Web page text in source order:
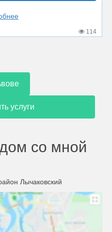
114
услуги
со мной
Лычаковский